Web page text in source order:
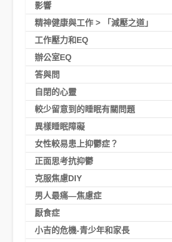
影響
精神健康與工作 > 「減壓之道」
工作壓力和EQ
辦公室EQ
答與問
自閉的心靈
較少留意到的睡眠有關問題
異樣睡眠障礙
女性較易患上抑鬱症？
正面思考抗抑鬱
克服焦慮DIY
男人最痛—焦慮症
厭食症
小吉的危機-青少年和家長